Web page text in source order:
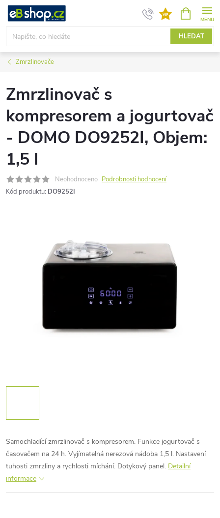
Přejít
obsah
HLEDAT
NÁKUPNÍ
KOŠÍK
Zmrzlinovače
Zmrzlinovač s
kompresorem a jogurtovač
- DOMO DO9252I, Objem:
1,5 l
Neohodnoceno Podrobnosti hodnocení
Kód produktu: DO9252I
Samochladící zmrzlinovač s kompresorem. Funkce jogurtovač s
časovačem na 24 h. Vyjímatelná nerezová nádoba 1,5 l. Nastavení
tuhosti zmrzliny a rychlosti míchání. Dotykový panel. Detailní
informace